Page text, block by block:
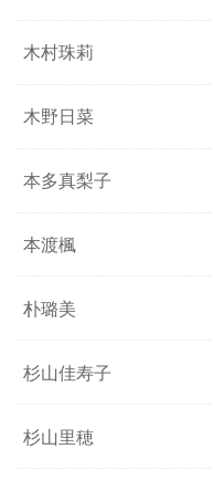
木村珠莉
木野日菜
本多真梨子
本渡楓
朴璐美
杉山佳寿子
杉山里穂